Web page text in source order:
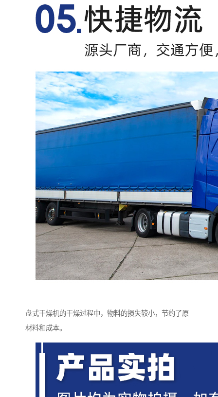
盘式干燥机的干燥过程中，物料的损失较小，节约了原
材料和成本。